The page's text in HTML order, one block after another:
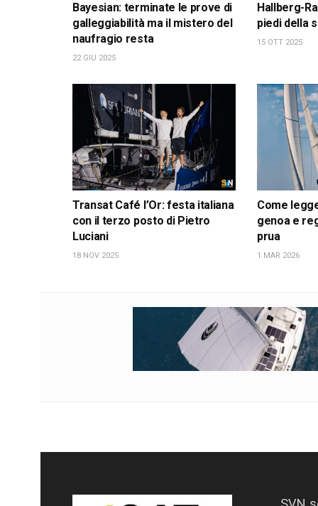
Bayesian: terminate le prove di
galleggiabilità ma il mistero del
naufragio resta
22 GIU 2025
Hallberg-
piedi della
15 OTT 2025
Transat Café l’Or: festa italiana
con il terzo posto di Pietro
Luciani
18 NOV 2025
Come
genoa e
prua
1 MAR 2026